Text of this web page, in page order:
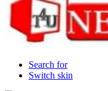
Search for
Switch skin